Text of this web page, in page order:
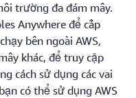
trường đa đám mây.
Anywhere để cấp
bên ngoài AWS,
khác, để truy cập
cách sử dụng các vai
có thể sử dụng AWS